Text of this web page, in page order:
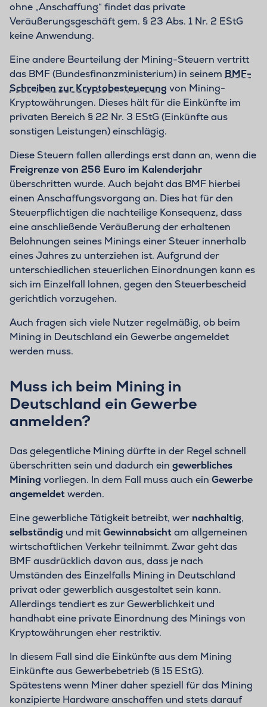
ohne „Anschaffung“ findet das private
Veräußerungsgeschäft gem. § 23 Abs. 1 Nr. 2 EStG
keine Anwendung.
Eine andere Beurteilung der Mining-Steuern vertritt
das BMF (Bundesfinanzministerium) in seinem BMF-
Schreiben zur Kryptobesteuerung von Mining-
Kryptowährungen. Dieses hält für die Einkünfte im
privaten Bereich § 22 Nr. 3 EStG (Einkünfte aus
sonstigen Leistungen) einschlägig.
Diese Steuern fallen allerdings erst dann an, wenn die
Freigrenze von 256 Euro im Kalenderjahr
überschritten wurde. Auch bejaht das BMF hierbei
einen Anschaffungsvorgang an. Dies hat für den
Steuerpflichtigen die nachteilige Konsequenz, dass
eine anschließende Veräußerung der erhaltenen
Belohnungen seines Minings einer Steuer innerhalb
eines Jahres zu unterziehen ist. Aufgrund der
unterschiedlichen steuerlichen Einordnungen kann es
sich im Einzelfall lohnen, gegen den Steuerbescheid
gerichtlich vorzugehen.
Auch fragen sich viele Nutzer regelmäßig, ob beim
Mining in Deutschland ein Gewerbe angemeldet
werden muss.
Muss ich beim Mining in
Deutschland ein Gewerbe
anmelden?
Das gelegentliche Mining dürfte in der Regel schnell
überschritten sein und dadurch ein gewerbliches
Mining vorliegen. In dem Fall muss auch ein Gewerbe
angemeldetwerden.
Eine gewerbliche Tätigkeit betreibt, wer nachhaltig,
selbständig und mitGewinnabsichtam allgemeinen
wirtschaftlichen Verkehr teilnimmt. Zwar geht das
BMF ausdrücklich davon aus, dass je nach
Umständen des Einzelfalls Mining in Deutschland
privat oder gewerblich ausgestaltet sein kann.
Allerdings tendiert es zur Gewerblichkeit und
handhabt eine private Einordnung des Minings von
Kryptowährungen eher restriktiv.
In diesem Fall sind die Einkünfte aus dem Mining
Einkünfte aus Gewerbebetrieb (§ 15 EStG).
Spätestens wenn Miner daher speziell für das Mining
konzipierte Hardware anschaffen und stets darauf